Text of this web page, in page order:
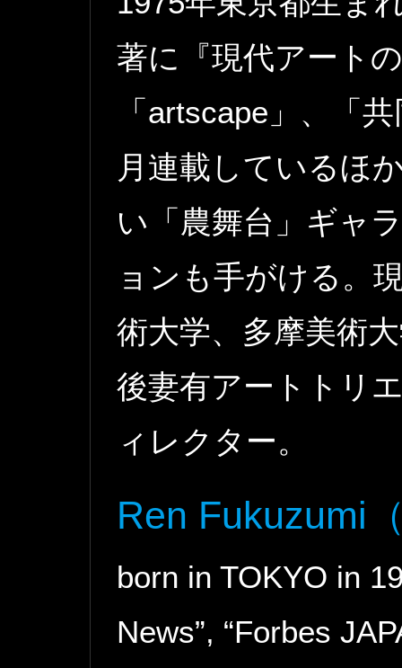
著に『現代アート
「artscape」、「
月連載しているほ
い「農舞台」ギャ
ョンも手がける。
術大学、多摩美術
後妻有アートトリ
ィレクター。
Ren Fukuzumi
born in TOKYO in
News”, “Forbes